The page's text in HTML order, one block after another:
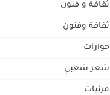
ثقافة و فنون
ثقافة وفنون
حوارات
شعر شعبي
مرئيات